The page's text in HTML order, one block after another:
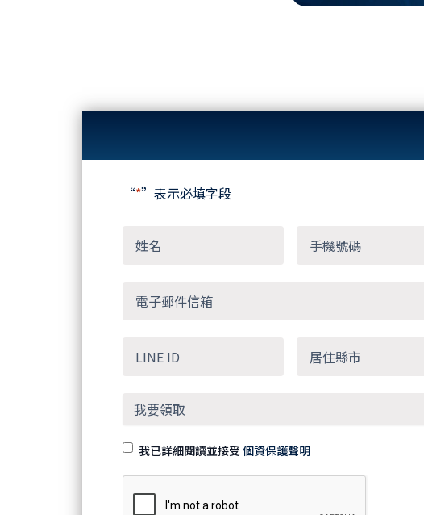
“*”表示必填字段
我已詳細閱讀並接受 個資保護聲明